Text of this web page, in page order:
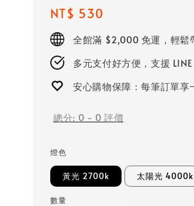
Regular
price
NT$ 530
全館滿 $2,000 免運，輕鬆
多元支付好方便，支援
安心購物保障：每筆訂單享
總分: 0 - 0 評價
燈色
黃光 2700k 太陽光 4000k
數量